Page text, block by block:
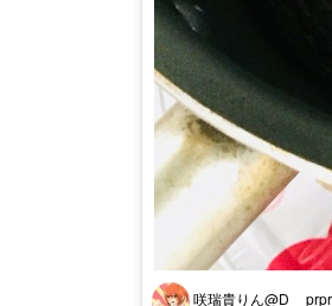
咲瑞貴りん